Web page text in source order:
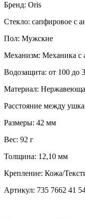
Бренд: Oris
Стекло: сапфировое с
Пол: Мужские
Механизм: Механика с
Водозащита: от 100 до
Материал:
Расстояние между
Размеры: 42 мм
Вес: 92 г
Толщина: 12,10 мм
Крепление: Кожа/
Артикул: 735 7662 41